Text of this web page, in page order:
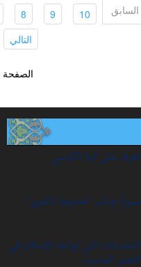
السابق 10
9
(current)
8
(current)
التالي
الصفحة 1 من 34
تعرف على آية الكرسي
سيرة‌ جناب "خديجة‌ الكبرى"
التحديات التي تواجه الإسلام في
العصر الحديث